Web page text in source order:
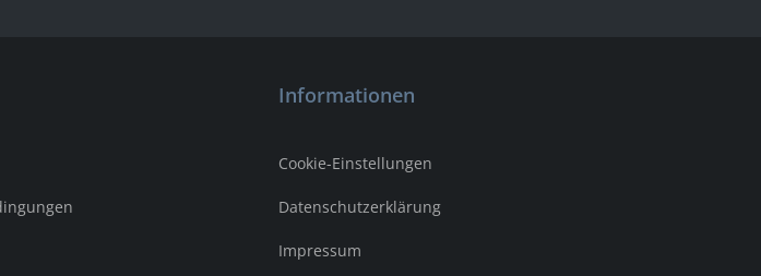
Informationen
Cookie-Einstellungen
Datenschutzerklärung
Impressum